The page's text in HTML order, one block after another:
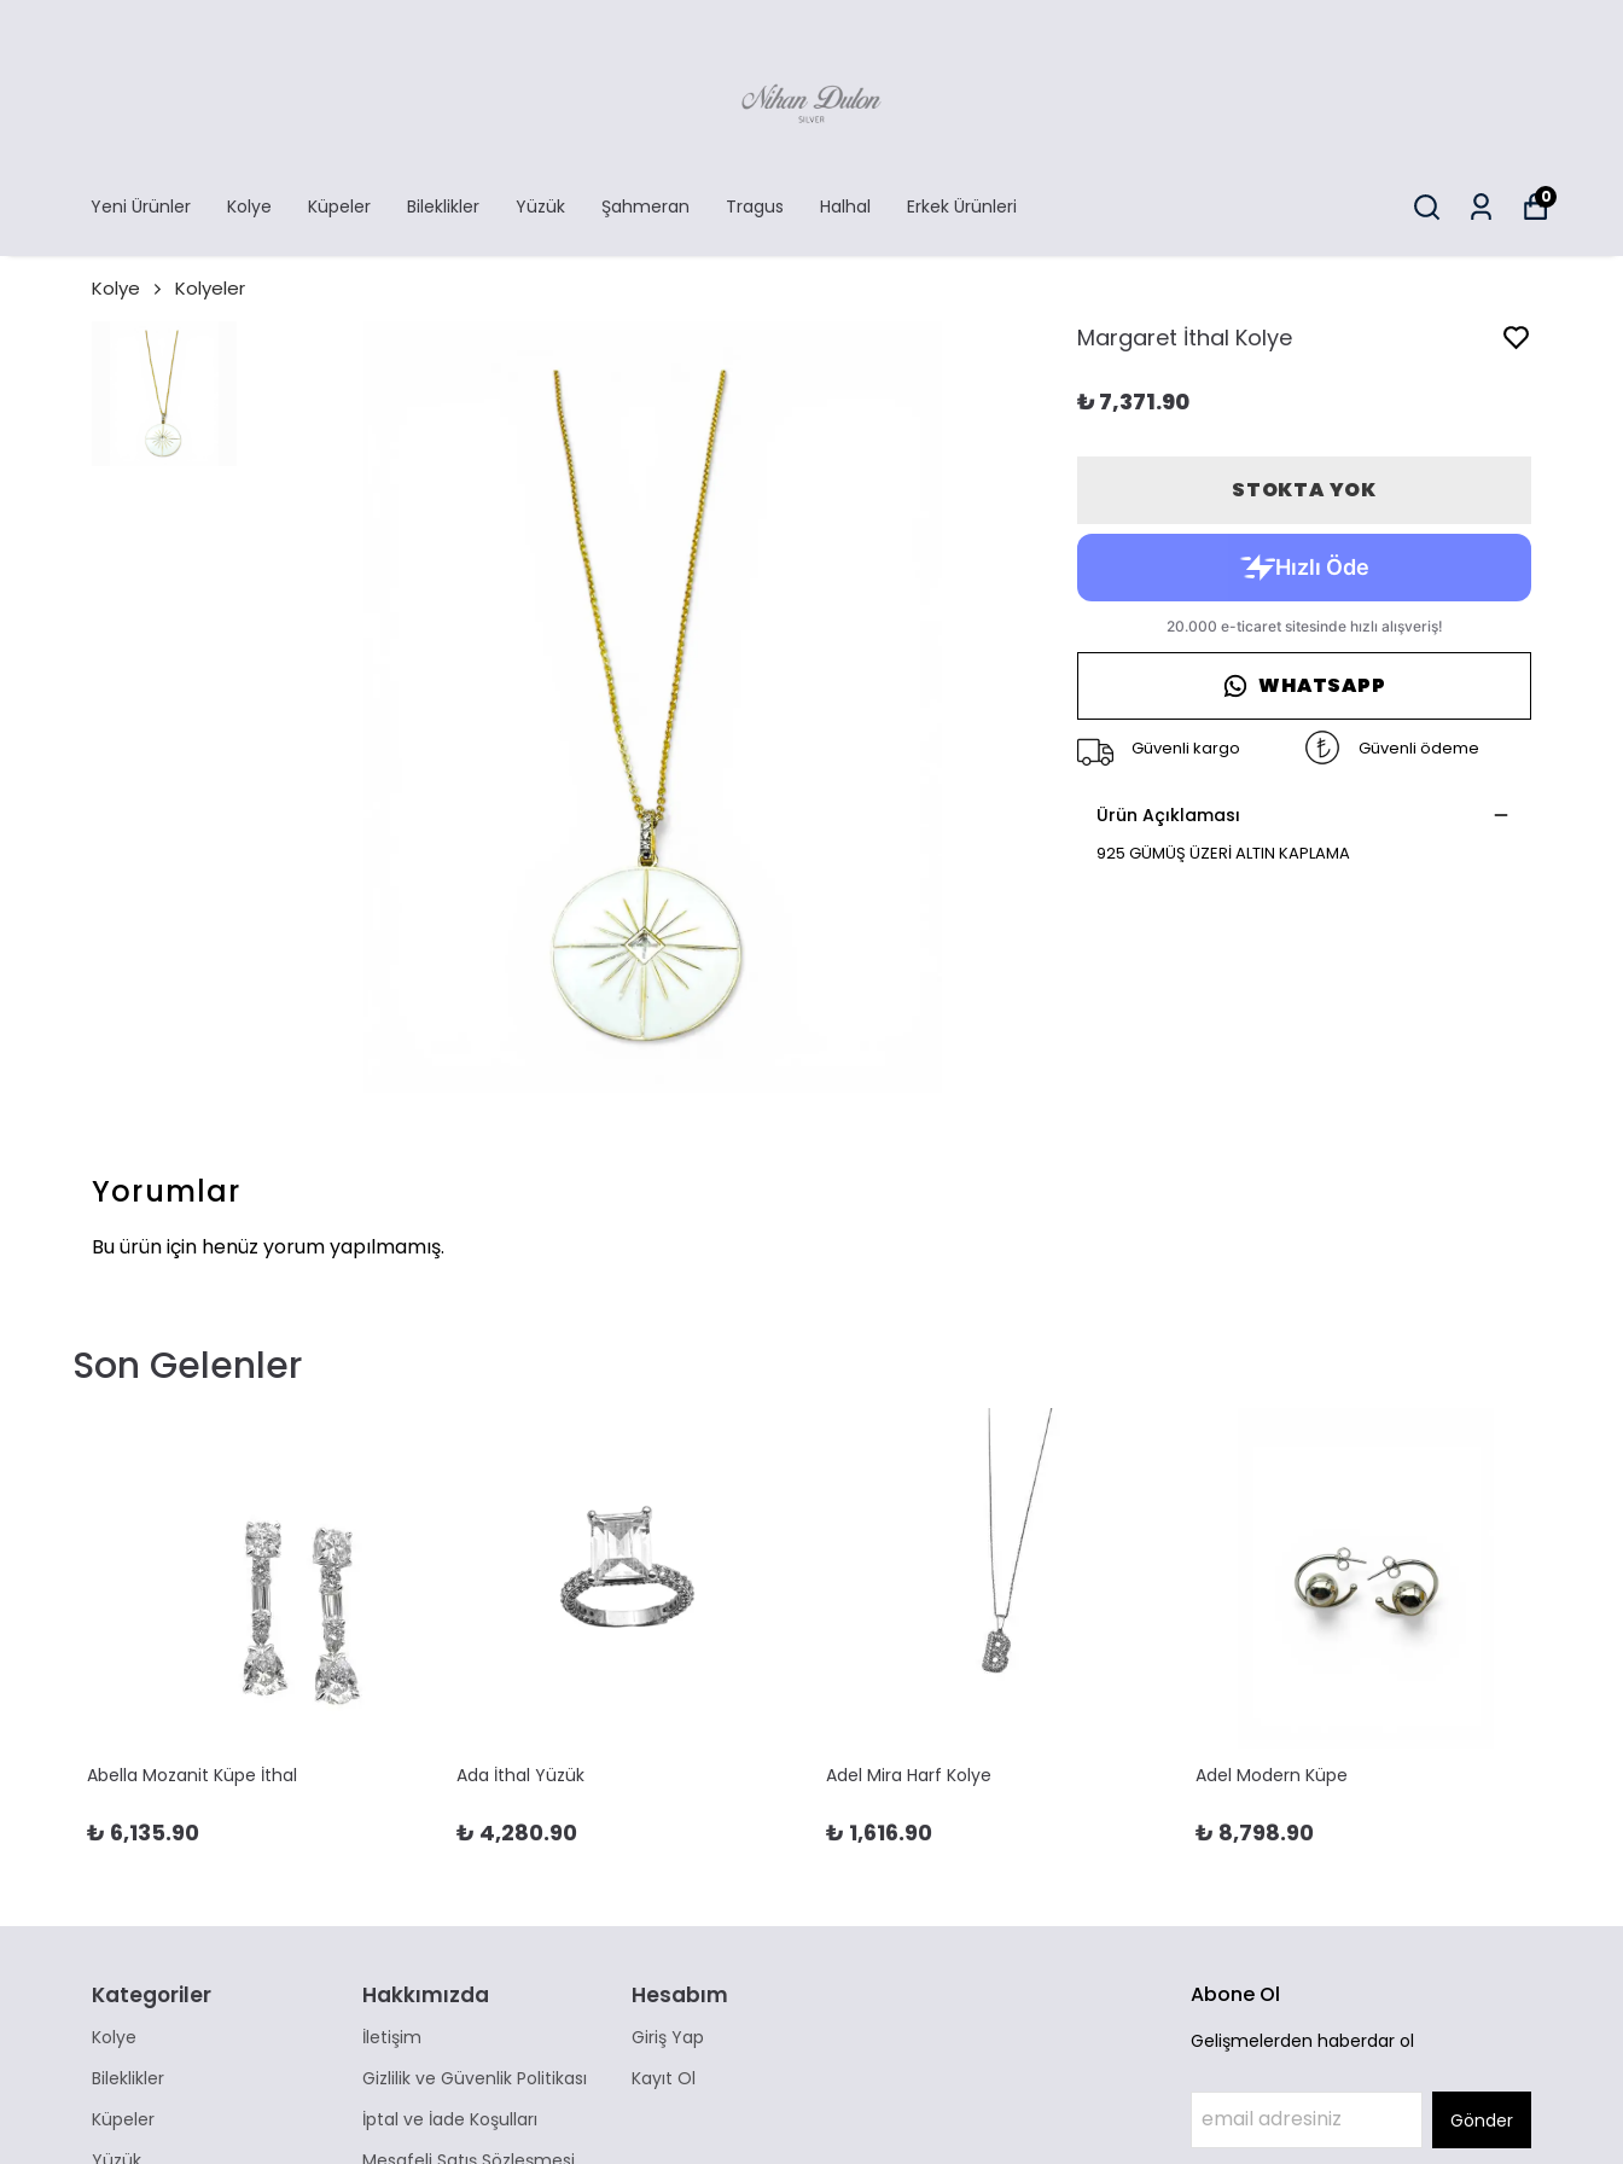
Yeni Ürünler Kolye Küpeler Bileklikler Yüzük Şahmeran Tragus Halhal Erkek Ürünleri 0
Kolye Kolyeler
Margaret İthal Kolye
₺ 7,371.90
STOKTA YOK
WHATSAPP
Güvenli kargo Güvenli ödeme
Ürün Açıklaması
925 GÜMÜŞ ÜZERİ ALTIN KAPLAMA
Yorumlar
Bu ürün için henüz yorum yapılmamış.
Son Gelenler
Abella Mozanit Küpe İthal
₺ 6,135.90
Ada İthal Yüzük
₺ 4,280.90
Adel Mira Harf Kolye
₺ 1,616.90
Adel Modern Küpe
₺ 8,798.90
Kategoriler
Kolye
Bileklikler
Küpeler
Hakkımızda
İletişim
Gizlilik ve Güvenlik Politikası
İptal ve İade Koşulları
Hesabım
Giriş Yap
Kayıt Ol
Abone Ol
Gelişmelerden haberdar ol
Gönder